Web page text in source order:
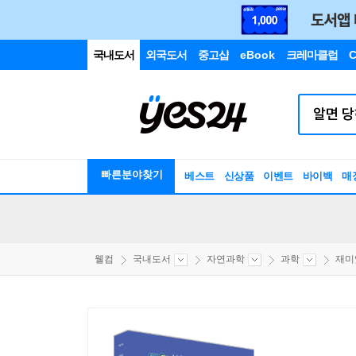
국내도서 외국도서 중고샵 eBook 크레마클럽
빠른분야찾기 베스트 신상품 이벤트 바이백 매
웰컴 국내도서 자연과학 과학 재